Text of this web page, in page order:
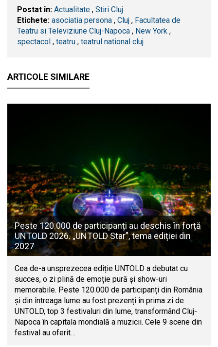
Postat în: Actualitate , Stiri Cluj
Etichete: asociatia persona , ​Cluj , Facultatea de
Teatru si Televiziune Cluj-Napoca , New York ,
spectacol , teatru , teatrul national cluj
ARTICOLE SIMILARE
Peste 120.000 de participanți au deschis în forță
UNTOLD 2026. „UNTOLD Star”, tema ediției din
2027
Cea de-a unsprezecea ediție UNTOLD a debutat cu
succes, o zi plină de emoție pură și show-uri
memorabile. Peste 120.000 de participanți din România
și din întreaga lume au fost prezenți în prima zi de
UNTOLD, top 3 festivaluri din lume, transformând Cluj-
Napoca în capitala mondială a muzicii. Cele 9 scene din
festival au oferit…